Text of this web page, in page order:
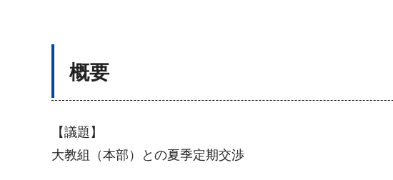
概要
【議題】
大教組（本部）との夏季定期交渉